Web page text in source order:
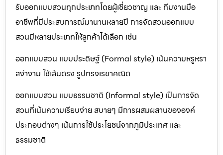
รับออกแบบสวนทุกประเภทโดยผู้เชี่ยวชาญ และ ทีมงานมือ
อาชีพที่มีประสบการณ์มานานหลายปี การจัดสวนออกแบบ
สวนมีหลายประเภทให้ลูกค้าได้เลือก เช่น
ออกแบบสวน แบบประดิษฐ์ (Formal style) เน้นความหรูหรา
สง่างาม ใช้เส้นตรง รูปทรงเรขาคณิต
ออกแบบสวน แบบธรรมชาติ (Informal style) เป็นการจัด
สวนที่เน้นความเรียบง่าย สบายๆ มีการผสมผสานขององค์
ประกอบต่างๆ เน้นการใช้ประโยชน์จากภูมิประเทศ และ
ธรรมชาติ